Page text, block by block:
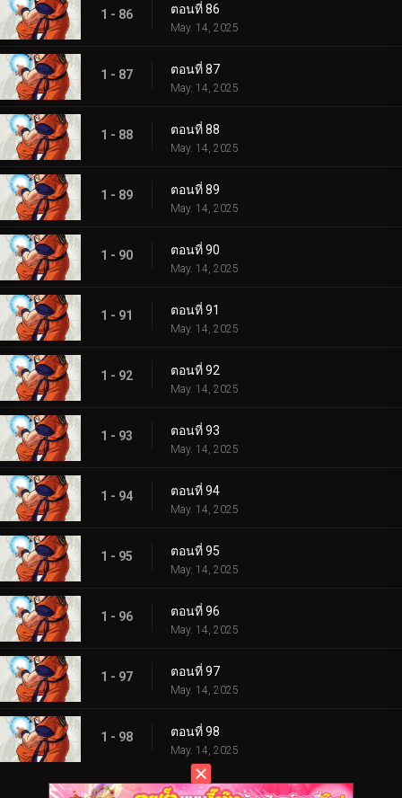
1 - 86 ตอนที่ 86
May. 14, 2025
1 - 87 ตอนที่ 87
May. 14, 2025
1 - 88 ตอนที่ 88
May. 14, 2025
1 - 89 ตอนที่ 89
May. 14, 2025
1 - 90 ตอนที่ 90
May. 14, 2025
1 - 91 ตอนที่ 91
May. 14, 2025
1 - 92 ตอนที่ 92
May. 14, 2025
1 - 93 ตอนที่ 93
May. 14, 2025
1 - 94 ตอนที่ 94
May. 14, 2025
1 - 95 ตอนที่ 95
May. 14, 2025
1 - 96 ตอนที่ 96
May. 14, 2025
1 - 97 ตอนที่ 97
May. 14, 2025
1 - 98 ตอนที่ 98
May. 14, 2025